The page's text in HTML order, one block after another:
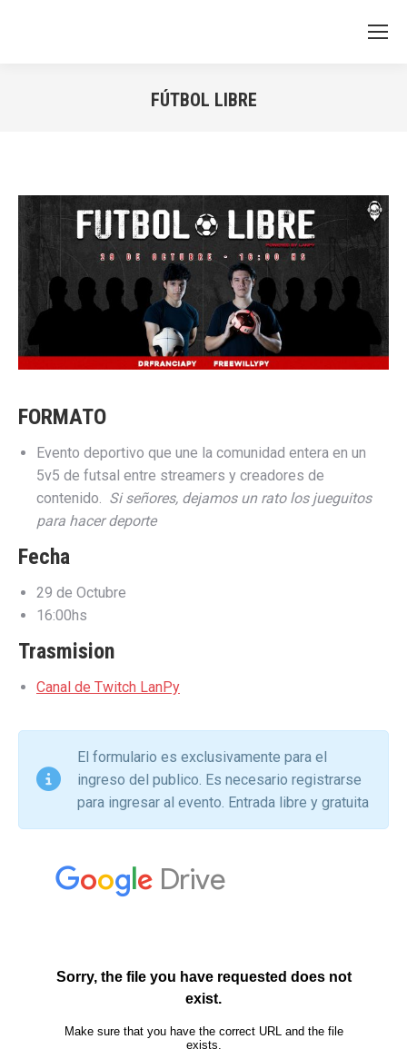
FÚTBOL LIBRE
FORMATO
Evento deportivo que une la comunidad entera en un
5v5 de futsal entre streamers y creadores de
contenido.
Si señores, dejamos un rato los jueguitos
para hacer deporte
Fecha
29 de Octubre
16:00hs
Trasmision
Canal de Twitch LanPy
El formulario es exclusivamente para el
ingreso del publico. Es necesario registrarse
para ingresar al evento. Entrada libre y gratuita